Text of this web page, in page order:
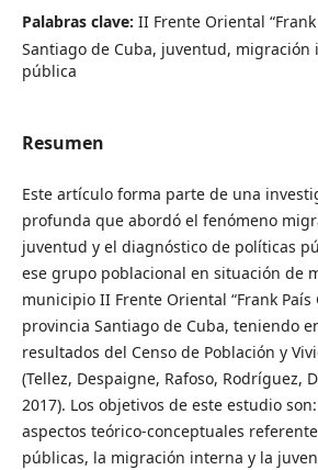
Palabras clave: II Frente Oriental “Frank
Santiago de Cuba, juventud, migración
pública
Resumen
Este artículo forma parte de una
profunda que abordó el fenómeno
juventud y el diagnóstico de políticas
ese grupo poblacional en situación de
municipio II Frente Oriental “Frank País
provincia Santiago de Cuba, teniendo
resultados del Censo de Población y
(Tellez, Despaigne, Rafoso, Rodríguez,
2017). Los objetivos de este estudio
aspectos teórico-conceptuales
públicas, la migración interna y la